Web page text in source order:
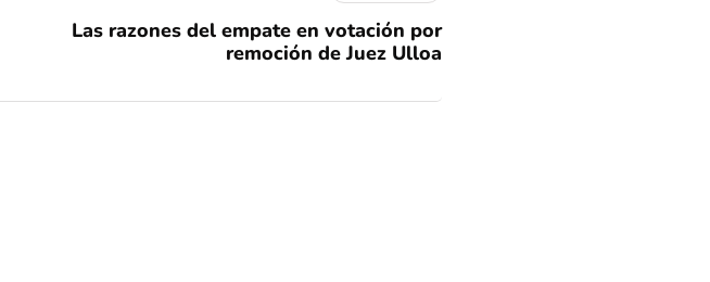
Las razones del empate en votación por
remoción de Juez Ulloa